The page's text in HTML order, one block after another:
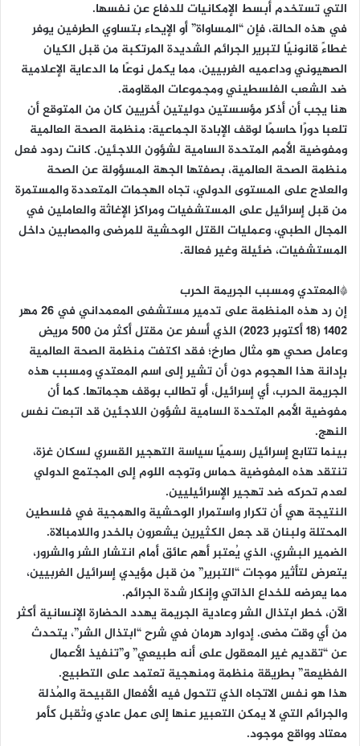
التي تستخدم أبسط الإمكانيات للدفاع عن نفسها.
في هذه الحالة، فإن “المساواة” أو الإيحاء بتساوي الطرفين يوفر
غطاءً قانونيًا لتبرير الجرائم الشديدة المرتكبة من قبل الكيان
الصهيوني وداعميه الغربيين، مما يكمل نوعًا ما الدعاية الإعلامية
ضد الشعب الفلسطيني ومجموعات المقاومة.
هنا يجب أن أذكر مؤسستين دوليتين أخريين كان من المتوقع أن
تلعبا دورًا حاسمًا لوقف الإبادة الجماعية: منظمة الصحة العالمية
ومفوضية الأمم المتحدة السامية لشؤون اللاجئين. كانت ردود فعل
منظمة الصحة العالمية، بصفتها الجهة المسؤولة عن الصحة
والعلاج على المستوى الدولي، تجاه الهجمات المتعددة والمستمرة
من قبل إسرائيل على المستشفيات ومراكز الإغاثة والعاملين في
المجال الطبي، وعمليات القتل الوحشية للمرضى والمصابين داخل
المستشفيات، ضئيلة وغير فعالة.
*المعتدي ومسبب الجريمة الحرب
إن رد هذه المنظمة على تدمير مستشفى المعمداني في 26 مهر
1402 (18 أكتوبر 2023) الذي أسفر عن مقتل أكثر من 500 مريض
وعامل صحي هو مثال صارخ؛ فقد اكتفت منظمة الصحة العالمية
بإدانة هذا الهجوم دون أن تشير إلى اسم المعتدي ومسبب هذه
الجريمة الحرب، أي إسرائيل، أو تطالب بوقف هجماتها. كما أن
مفوضية الأمم المتحدة السامية لشؤون اللاجئين قد اتبعت نفس
النهج.
بينما تتابع إسرائيل رسميًا سياسة التهجير القسري لسكان غزة،
تنتقد هذه المفوضية حماس وتوجه اللوم إلى المجتمع الدولي
لعدم تحركه ضد تهجير الإسرائيليين.
النتيجة هي أن تكرار واستمرار الوحشية والهمجية في فلسطين
المحتلة ولبنان قد جعل الكثيرين يشعرون بالخدر واللامبالاة.
الضمير البشري، الذي يُعتبر أهم عائق أمام انتشار الشر والشرور،
يتعرض لتأثير موجات “التبرير” من قبل مؤيدي إسرائيل الغربيين،
مما يعرضه للخداع الذاتي وإنكار شدة الجرائم.
الآن، خطر ابتذال الشر وعادية الجريمة يهدد الحضارة الإنسانية أكثر
من أي وقت مضى. إدوارد هرمان في شرح “ابتذال الشر”، يتحدث
عن “تقديم غير المعقول على أنه طبيعي” و”تنفيذ الأعمال
الفظيعة” بطريقة منظمة ومنهجية تعتمد على التطبيع.
هذا هو نفس الاتجاه الذي تتحول فيه الأفعال القبيحة والمُذلة
والجرائم التي لا يمكن التعبير عنها إلى عمل عادي وتُقبل كأمر
معتاد وواقع موجود.